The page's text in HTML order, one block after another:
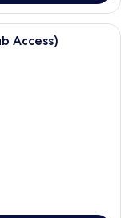
1 giường cỡ king,
Access)